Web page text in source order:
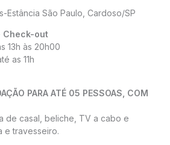
Estância São Paulo, Cardoso/SP
Check-out
13h às 20h00
as 11h
PARA ATÉ 05 PESSOAS, COM
de casal, beliche, TV a cabo e
e travesseiro.